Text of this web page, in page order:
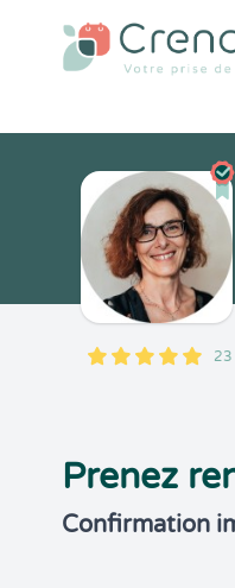
5
1
5
23 23
Prenez
Confirmation